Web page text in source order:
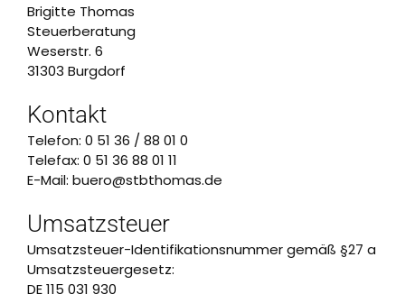
Brigitte Thomas
Steuerberatung
Weserstr. 6
31303 Burgdorf
Kontakt
Telefon: 0 51 36 / 88 01 0
Telefax: 0 51 36 88 01 11
E-Mail: buero@stbthomas.de
Umsatzsteuer
Umsatzsteuer-Identifikationsnummer gemäß §27 a
Umsatzsteuergesetz:
DE 115 031 930